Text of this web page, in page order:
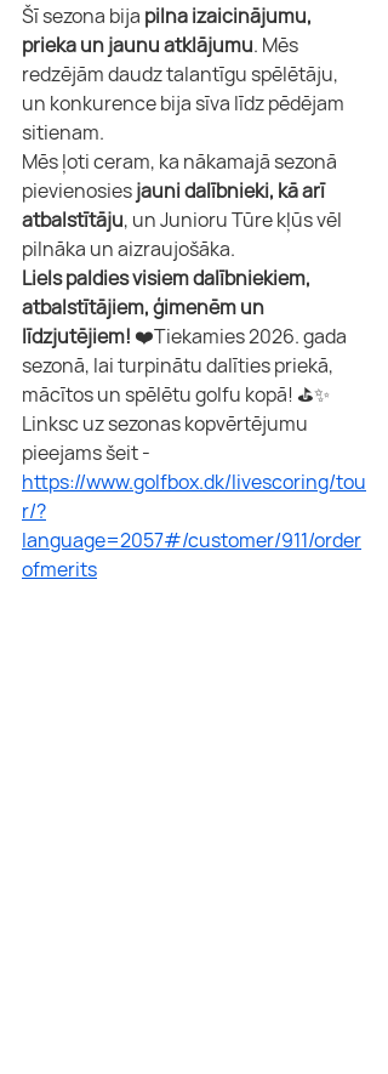
Šī sezona bija pilna izaicinājumu,
prieka un jaunu atklājumu. Mēs
redzējām daudz talantīgu spēlētāju,
un konkurence bija sīva līdz pēdējam
sitienam.
Mēs ļoti ceram, ka nākamajā sezonā
pievienosies jauni dalībnieki, kā arī
atbalstītāju, un Junioru Tūre kļūs vēl
pilnāka un aizraujošāka.
Liels paldies visiem dalībniekiem,
atbalstītājiem, ģimenēm un
līdzjutējiem! ❤️Tiekamies 2026. gada
sezonā, lai turpinātu dalīties priekā,
mācītos un spēlētu golfu kopā! ⛳✨
Linksc uz sezonas kopvērtējumu
pieejams šeit -
https://www.golfbox.dk/livescoring/tou
r/?
language=2057#/customer/911/order
ofmerits